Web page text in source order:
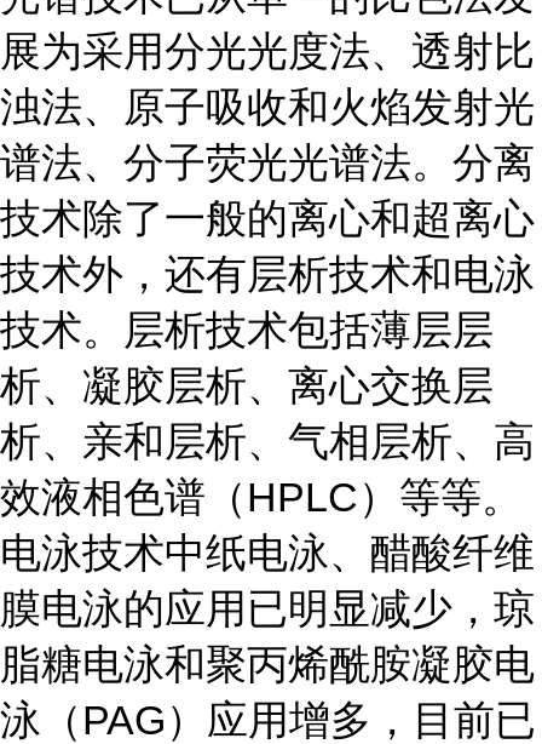
展为采用分光光度法、透射比
浊法、原子吸收和火焰发射光
谱法、分子荧光光谱法。分离
技术除了一般的离心和超离心
技术外，还有层析技术和电泳
技术。层析技术包括薄层层
析、凝胶层析、离心交换层
析、亲和层析、气相层析、高
效液相色谱（HPLC）等等。
电泳技术中纸电泳、醋酸纤维
膜电泳的应用已明显减少，琼
脂糖电泳和聚丙烯酰胺凝胶电
泳（PAG）应用增多，目前已